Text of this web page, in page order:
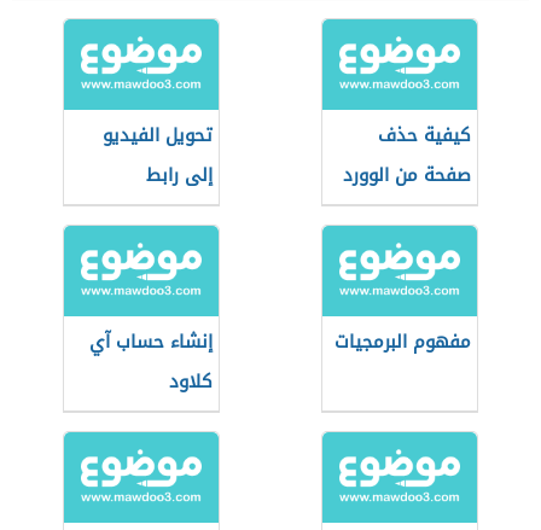
كيفية حذف
صفحة من الوورد
تحويل الفيديو
إلى رابط
مفهوم البرمجيات
إنشاء حساب آي
كلاود